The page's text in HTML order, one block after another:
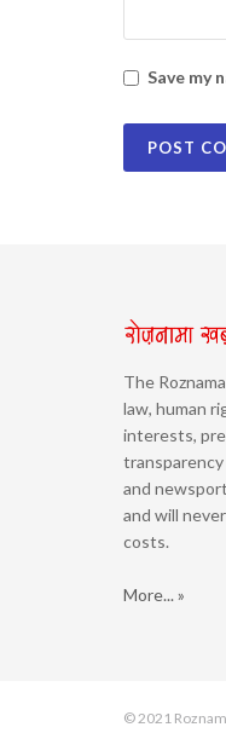
Save my
The
law, human
interests,
and
and will
costs.
More... »
© 2021